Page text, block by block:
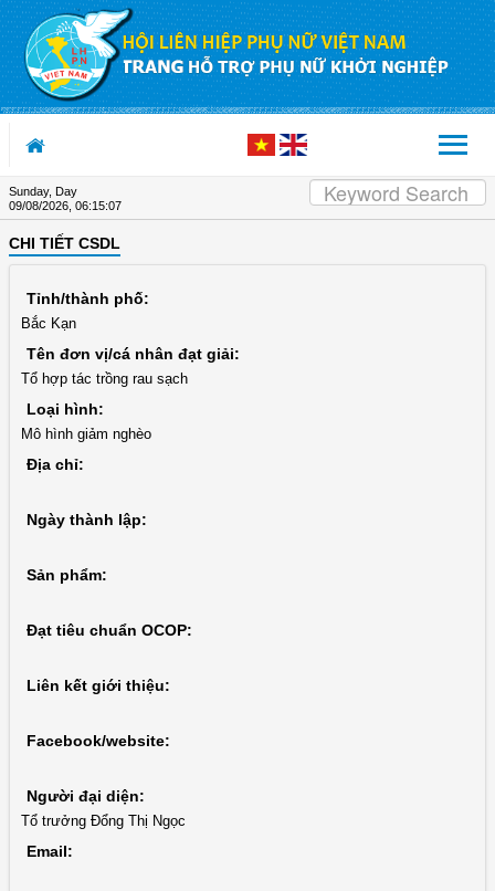
Skip to Content
Sunday, Day
09/08/2026 06:15:07
CHI TIẾT CSDL
Tỉnh/thành phố:
Bắc Kạn
Tên đơn vị/cá nhân đạt giải:
Tổ hợp tác trồng rau sạch
Loại hình:
Mô hình giảm nghèo
Địa chỉ:
Ngày thành lập:
Sản phẩm:
Đạt tiêu chuẩn OCOP:
Liên kết giới thiệu:
Facebook/website:
Người đại diện:
Tổ trưởng Đổng Thị Ngọc
Email: